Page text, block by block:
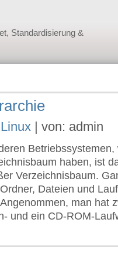
Standardisierung &
Linux | von: admin
haben, ist
Verzeichnisbaum.
Dateien und
man hat
und ein CD-ROM-